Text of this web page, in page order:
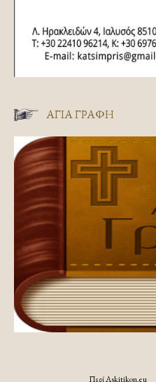
ΑΓΊΑ ΓΡΑΦΉ
Περί Askitikon.eu